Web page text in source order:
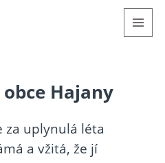
Hajany
za uplynulá léta
a vžitá, že jí